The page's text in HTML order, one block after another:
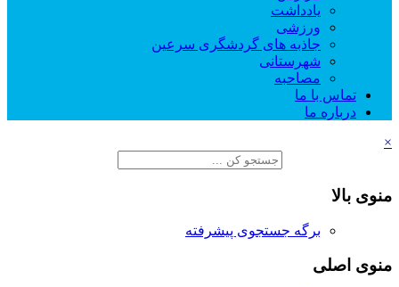
یادداشت
ورزشی
جاذبه های گردشگری سرعین
شهرستانی
مصاحبه
تماس با ما
درباره ما
×
منوی بالا
برگه جستجوی پیشرفته
منوی اصلی